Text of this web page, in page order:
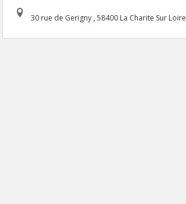
30 rue de Gerigny , 58400 La Charite Sur Loire